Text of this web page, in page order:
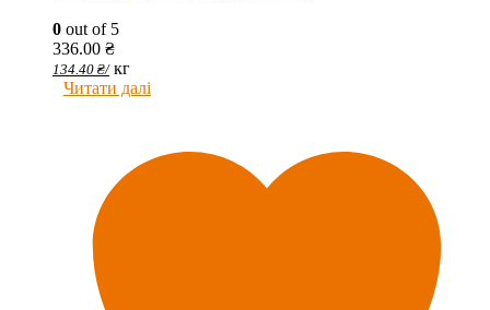
0 out of 5
336.00 ₴
134.40 ₴/ кг
Читати далі